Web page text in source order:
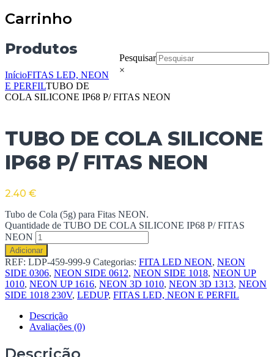
Carrinho
Pesquisar
×
Produtos
InícioFITAS LED, NEON
E PERFILTUBO DE
COLA SILICONE IP68 P/ FITAS NEON
TUBO DE COLA SILICONE
IP68 P/ FITAS NEON
2.40 €
Tubo de Cola (5g) para Fitas NEON.
Quantidade de TUBO DE COLA SILICONE IP68 P/ FITAS
NEON
Adicionar
REF: LDP-459-999-9 Categorias: FITA LED NEON, NEON
SIDE 0306, NEON SIDE 0612, NEON SIDE 1018, NEON UP
1010, NEON UP 1616, NEON 3D 1010, NEON 3D 1313, NEON
SIDE 1018 230V, LEDUP, FITAS LED, NEON E PERFIL
Descrição
Avaliações (0)
Descrição